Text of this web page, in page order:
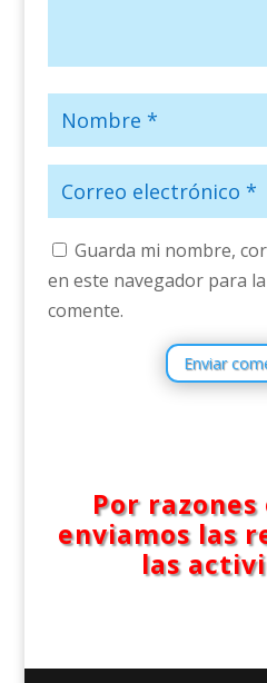
Guarda mi nombre,
en este navegador para
comente.
Enviar
Por
enviamos las
las